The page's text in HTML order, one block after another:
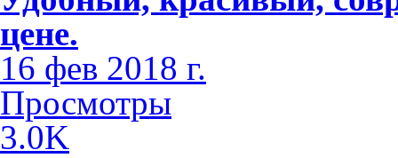
цене.
16 фев 2018 г.
Просмотры
3.0K